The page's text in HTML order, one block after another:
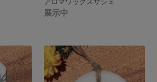
展示中